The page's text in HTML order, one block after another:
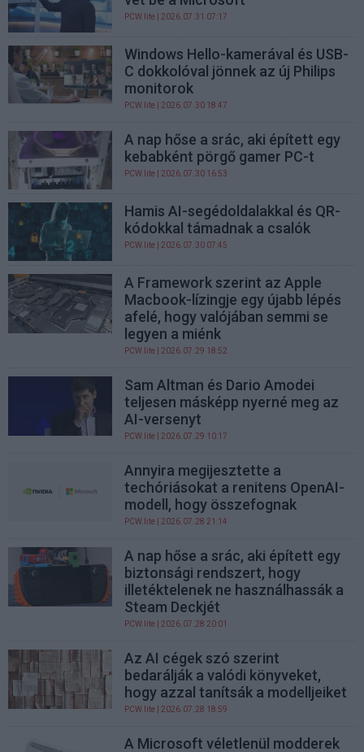
PCW.lite | 2026.07.31 07:17
Windows Hello-kamerával és USB-
C dokkolóval jönnek az új Philips
monitorok
PCW.lite | 2026.07.30 18:47
A nap hőse a srác, aki épített egy
kebabként pörgő gamer PC-t
PCW.lite | 2026.07.30 16:53
Hamis AI-segédoldalakkal és QR-
kódokkal támadnak a csalók
PCW.lite | 2026.07.30 07:45
A Framework szerint az Apple
Macbook-lízingje egy újabb lépés
afelé, hogy valójában semmi se
legyen a miénk
PCW.lite | 2026.07.29 18:52
Sam Altman és Dario Amodei
teljesen másképp nyerné meg az
AI-versenyt
PCW.lite | 2026.07.29 10:17
Annyira megijesztette a
techóriásokat a renitens OpenAI-
modell, hogy összefognak
PCW.lite | 2026.07.28 21:14
A nap hőse a srác, aki épített egy
biztonsági rendszert, hogy
illetéktelenek ne használhassák a
Steam Deckjét
PCW.lite | 2026.07.28 20:01
Az AI cégek szó szerint
bedarálják a valódi könyveket,
hogy azzal tanítsák a modelljeiket
PCW.lite | 2026.07.28 18:59
A Microsoft véletlenül modderek